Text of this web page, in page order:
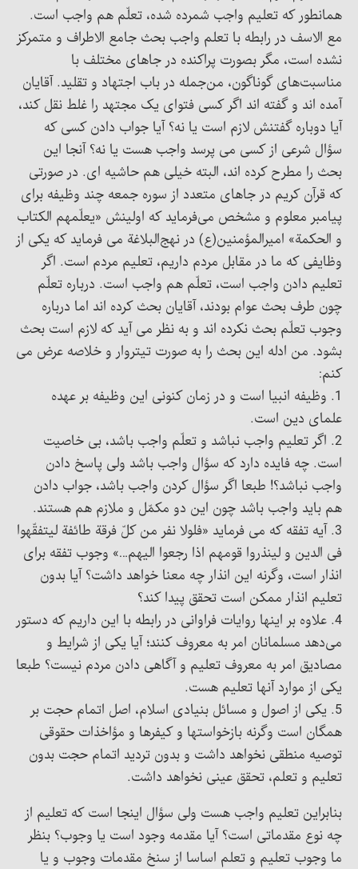
همانطور که تعلیم واجب شمرده شده، تعلّم هم واجب است.
مع الاسف در رابطه با تعلم واجب بحث جامع الاطراف و متمرکز
نشده است، مگر بصورت پراکنده در جاهای مختلف با
مناسبت‌های گوناگون، من‌جمله در باب اجتهاد و تقلید. آقایان
آمده اند و گفته اند اگر کسی فتوای یک مجتهد را غلط نقل کند،
آیا دوباره گفتنش لازم است یا نه؟ آیا جواب دادن کسی که
سؤال شرعی از کسی می پرسد واجب هست یا نه؟ آنجا این
بحث را مطرح کرده اند، البته خیلی هم حاشیه ای. در صورتی
که قرآن کریم در جاهای متعدد از سوره جمعه چند وظیفه برای
پیامبر معلوم و مشخص می‌فرماید که اولینش «یعلّمهم الکتاب
و الحکمة» امیرالمؤمنین(ع) در نهج‌البلاغة می فرماید که یکی از
وظایفی که ما در مقابل مردم داریم، تعلیم مردم است. اگر
تعلیم دادن واجب است، تعلّم هم واجب است. درباره تعلّم
چون طرف بحث عوام بودند، آقایان بحث کرده اند اما درباره
وجوب تعلّم بحث نکرده اند و به نظر می آید که لازم است بحث
بشود. من ادله این بحث را به صورت تیتروار و خلاصه عرض می
کنم:
1. وظیفه انبیا است و در زمان کنونی این وظیفه بر عهده
علمای دین است.
2. اگر تعلیم واجب نباشد و تعلّم واجب باشد، بی خاصیت
است. چه فایده دارد که سؤال واجب باشد ولی پاسخ دادن
واجب نباشد؟! طبعا اگر سؤال کردن واجب باشد، جواب دادن
هم باید واجب باشد چون این دو مکمّل و ملازم هم هستند.
3. آیه تفقه که می فرماید «فلولا نفر من کلّ فرقة طائفة لیتفقّهوا
فی الدین و لینذروا قومهم اذا رجعوا الیهم…» وجوب تفقه برای
انذار است، وگرنه این انذار چه معنا خواهد داشت؟ آیا بدون
تعلیم انذار ممکن است تحقق پیدا کند؟
4. علاوه بر اینها روایات فراوانی در رابطه با این داریم که دستور
می‌دهد مسلمانان امر به معروف کنند؛ آیا یکی از شرایط و
مصادیق امر به معروف تعلیم و آگاهی دادن مردم نیست؟ طبعا
یکی از موارد آنها تعلیم هست.
5. یکی از اصول و مسائل بنیادی اسلام، اصل اتمام حجت بر
همگان است وگرنه بازخواستها و کیفرها و مؤاخذات حقوقی
توصیه منطقی نخواهد داشت و بدون تردید اتمام حجت بدون
تعلیم و تعلم، تحقق عینی نخواهد داشت.
بنابراین تعلیم واجب هست ولی سؤال اینجا است که تعلیم از
چه نوع مقدماتی است؟ آیا مقدمه وجود است یا وجوب؟ بنظر
ما وجوب تعلیم و تعلم اساسا از سنخ مقدمات وجوب و یا